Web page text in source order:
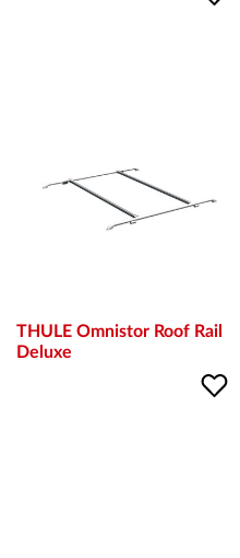
THULE Omnistor Roof Rail
Deluxe
ВХОД
ОБЩИ УСЛОВИЯ